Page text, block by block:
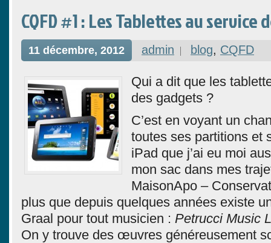
CQFD #1 : Les Tablettes au service
11 décembre, 2012 admin blog, CQFD
Qui a dit que les
des gadgets ?
C’est en voyant un
toutes ses partitions et
iPad que j’ai eu moi
mon sac dans mes
MaisonApo –
plus que depuis quelques années existe
Graal pour tout musicien : Petrucci Music
On y trouve des œuvres généreusement